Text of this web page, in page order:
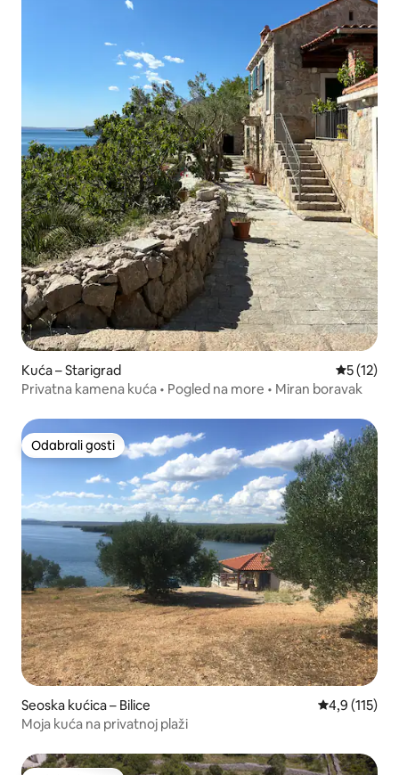
Kuća – Starigrad Prosječna
5 (12)
Privatna kamena kuća • Pogled na more • Miran boravak
Odabrali gosti
Odabrali gosti
Seoska kućica – Bilice Prosječna
4,9 (115)
Moja kuća na privatnoj plaži